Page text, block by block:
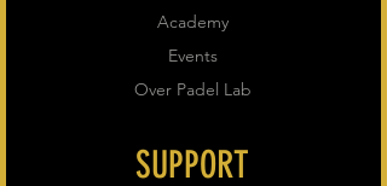
Academy
Events
Over Padel Lab
SUPPORT